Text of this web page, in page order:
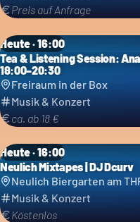
Preis auf Anfrage
Heute · 16:00
Tea & Listening Session:
18:00–20:30
Freiraum in der Box
Musik & Konzert
ca. ab 18 €
Heute · 16:00
Neulich Mixtapes | DJ Dcurv
Neulich Biergarten am
Musik & Konzert
Kostenlos